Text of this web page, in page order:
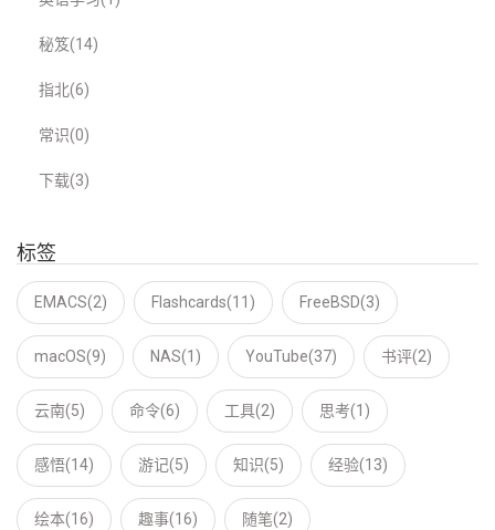
秘笈(14)
指北(6)
常识(0)
下载(3)
标签
EMACS(2) Flashcards(11) FreeBSD(3)
macOS(9) NAS(1) YouTube(37) 书评(2)
云南(5) 命令(6) 工具(2) 思考(1)
感悟(14) 游记(5) 知识(5) 经验(13)
绘本(16) 趣事(16) 随笔(2)